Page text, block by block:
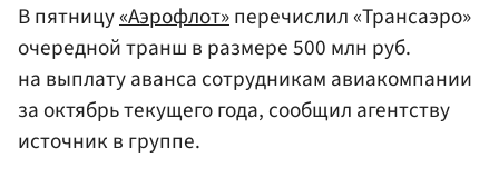
В пятницу«Аэрофлот»перечислил «Трансаэро»
очередной транш в размере 500 млн руб.
на выплату аванса сотрудникам авиакомпании
за октябрь текущего года, сообщил агентству
источник в группе.